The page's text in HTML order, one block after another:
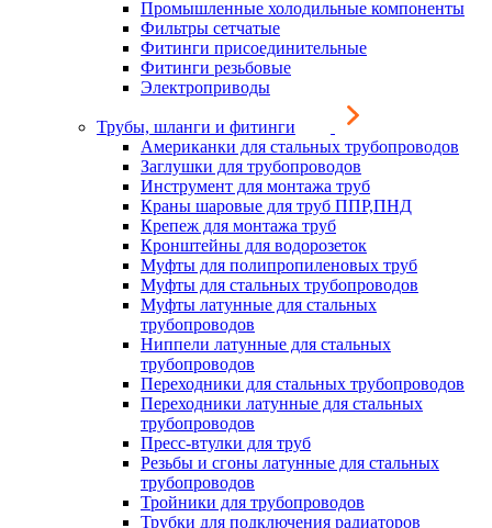
Промышленные холодильные компоненты
Фильтры сетчатые
Фитинги присоединительные
Фитинги резьбовые
Электроприводы
Трубы, шланги и фитинги
Американки для стальных трубопроводов
Заглушки для трубопроводов
Инструмент для монтажа труб
Краны шаровые для труб ППР,ПНД
Крепеж для монтажа труб
Кронштейны для водорозеток
Муфты для полипропиленовых труб
Муфты для стальных трубопроводов
Муфты латунные для стальных
трубопроводов
Ниппели латунные для стальных
трубопроводов
Переходники для стальных трубопроводов
Переходники латунные для стальных
трубопроводов
Пресс-втулки для труб
Резьбы и сгоны латунные для стальных
трубопроводов
Тройники для трубопроводов
Трубки для подключения радиаторов